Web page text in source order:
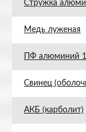
Стружка
Медь луженая
ПФ алюминий
Свинец
АКБ (карболит)